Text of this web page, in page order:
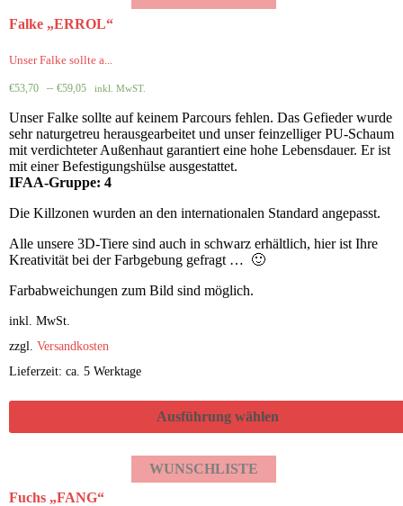
Falke „ERROL“
Unser Falke sollte a...
€53,70 –€59,05 inkl. MwST.
Unser Falke sollte auf keinem Parcours fehlen. Das Gefieder wurde
sehr naturgetreu herausgearbeitet und unser feinzelliger PU-Schaum
mit verdichteter Außenhaut garantiert eine hohe Lebensdauer. Er ist
mit einer Befestigungshülse ausgestattet.
IFAA-Gruppe: 4
Die Killzonen wurden an den internationalen Standard angepasst.
Alle unsere 3D-Tiere sind auch in schwarz erhältlich, hier ist Ihre
Kreativität bei der Farbgebung gefragt … 🙂
Farbabweichungen zum Bild sind möglich.
inkl. MwSt.
zzgl.Versandkosten
Lieferzeit: ca. 5 Werktage
Ausführung wählen
WUNSCHLISTE
Fuchs „FANG“